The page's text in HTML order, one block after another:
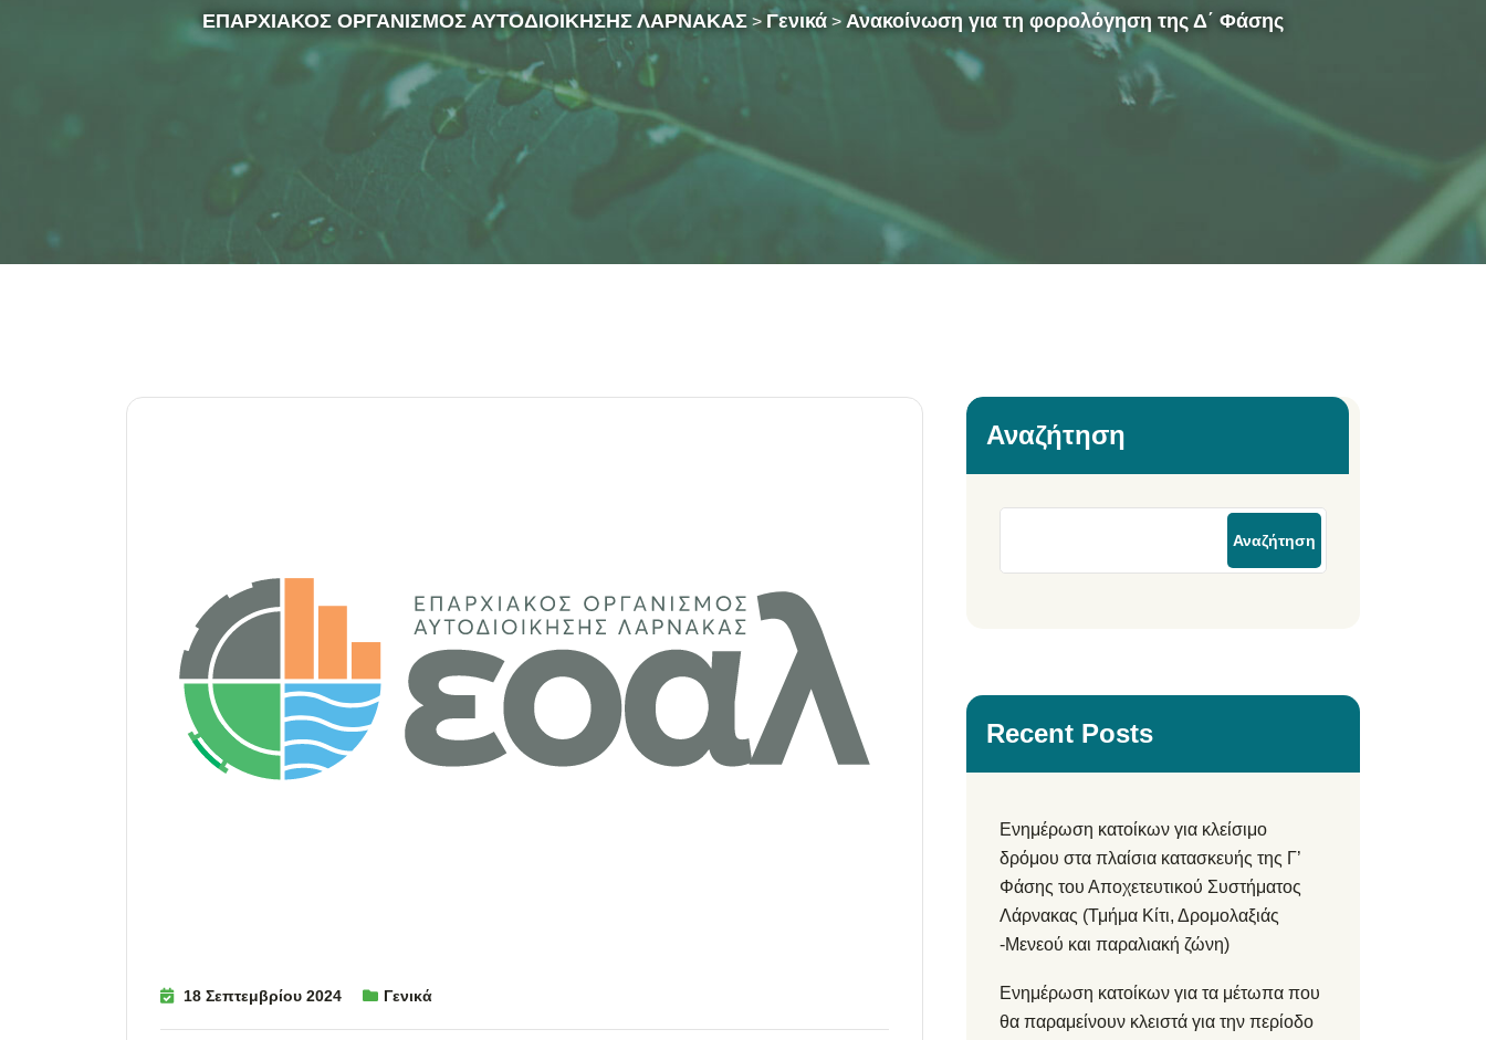
ΕΠΑΡΧΙΑΚΟΣ ΟΡΓΑΝΙΣΜΟΣ ΑΥΤΟΔΙΟΙΚΗΣΗΣ ΛΑΡΝΑΚΑΣ > Γενικά > Ανακοίνωση για τη φορολόγηση της Δ΄ Φάσης
18 Σεπτεμβρίου 2024 Γενικά
Αναζήτηση
Αναζήτηση
Recent Posts
Ενημέρωση κατοίκων για κλείσιμο
δρόμου στα πλαίσια κατασκευής της Γ’
Φάσης του Αποχετευτικού Συστήματος
Λάρνακας (Τμήμα Κίτι, Δρομολαξιάς
-Μενεού και παραλιακή ζώνη)
Ενημέρωση κατοίκων για τα μέτωπα που
θα παραμείνουν κλειστά για την περίοδο